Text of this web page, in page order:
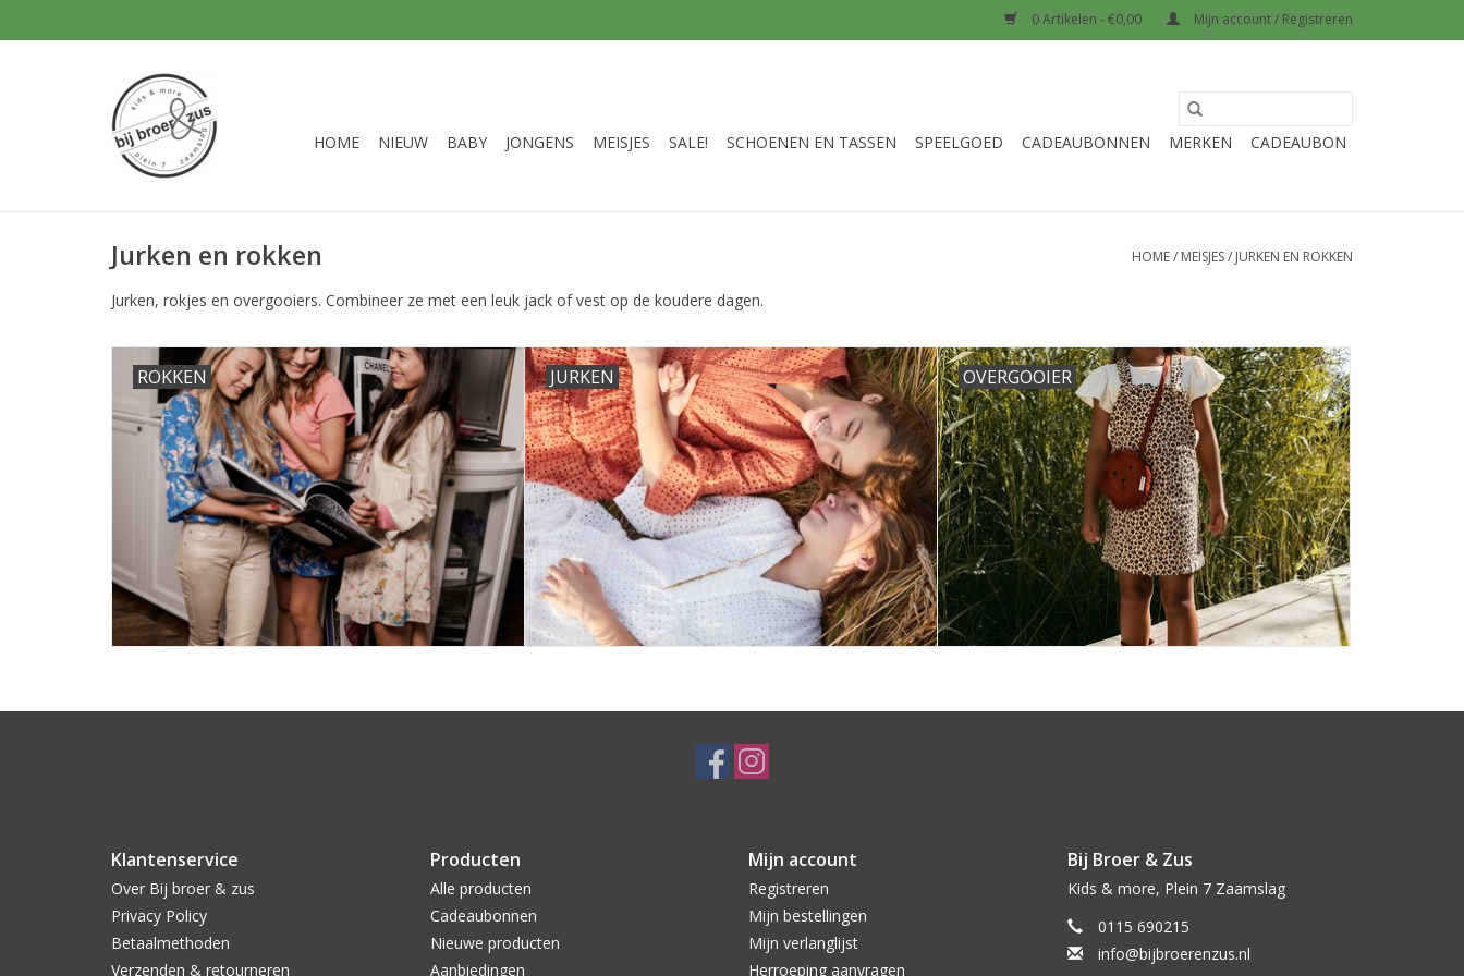
0 Artikelen - €0,00 Mijn account / Registreren
HOME NIEUW BABY JONGENS MEISJES SALE! SCHOENEN EN TASSEN SPEELGOED CADEAUBONNEN MERKEN CADEAUBON
Jurken en rokken HOME/ MEISJES/ JURKEN EN ROKKEN
Jurken, rokjes en overgooiers. Combineer ze met een leuk jack of vest op de koudere dagen.
ROKKEN JURKEN OVERGOOIER
Klantenservice
Over Bij broer & zus
Privacy Policy
Betaalmethoden
Verzenden & retourneren
Producten
Alle producten
Cadeaubonnen
Nieuwe producten
Aanbiedingen
Mijn account
Registreren
Mijn bestellingen
Mijn verlanglijst
Herroeping aanvragen
Bij Broer & Zus
Kids & more, Plein 7 Zaamslag
0115 690215
info@bijbroerenzus.nl